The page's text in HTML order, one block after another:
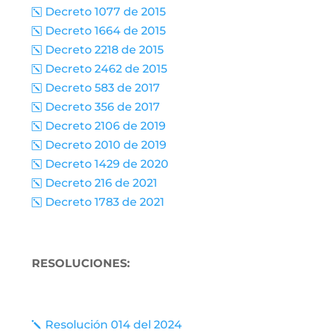
k Decreto 1077 de 2015
k Decreto 1664 de 2015
k Decreto 2218 de 2015
k Decreto 2462 de 2015
k Decreto 583 de 2017
k Decreto 356 de 2017
k Decreto 2106 de 2019
k Decreto 2010 de 2019
k Decreto 1429 de 2020
k Decreto 216 de 2021
k Decreto 1783 de 2021
RESOLUCIONES:
j Resolución 014 del 2024